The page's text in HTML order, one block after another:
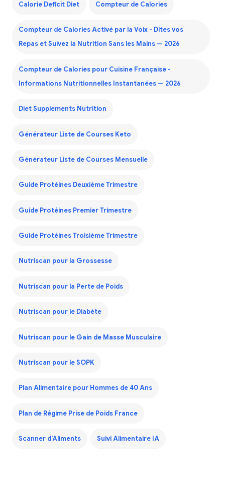
Calorie Deficit Diet Compteur de Calories
Compteur de Calories Activé par la Voix - Dites vos
Repas et Suivez la Nutrition Sans les Mains — 2026
Compteur de Calories pour Cuisine Française -
Informations Nutritionnelles Instantanées — 2026
Diet Supplements Nutrition
Générateur Liste de Courses Keto
Générateur Liste de Courses Mensuelle
Guide Protéines Deuxième Trimestre
Guide Protéines Premier Trimestre
Guide Protéines Troisième Trimestre
Nutriscan pour la Grossesse
Nutriscan pour la Perte de Poids
Nutriscan pour le Diabète
Nutriscan pour le Gain de Masse Musculaire
Nutriscan pour le SOPK
Plan Alimentaire pour Hommes de 40 Ans
Plan de Régime Prise de Poids France
Scanner d'Aliments Suivi Alimentaire IA